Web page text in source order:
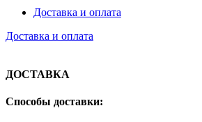
Доставка и оплата
Доставка и оплата
ДОСТАВКА
Способы доставки: